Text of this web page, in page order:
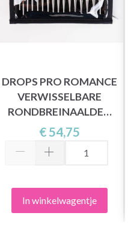
DROPS PRO ROMANCE
VERWISSELBARE
RONDBREINAALDEN
DELUXE SET
€ 54,75
In winkelwagentje